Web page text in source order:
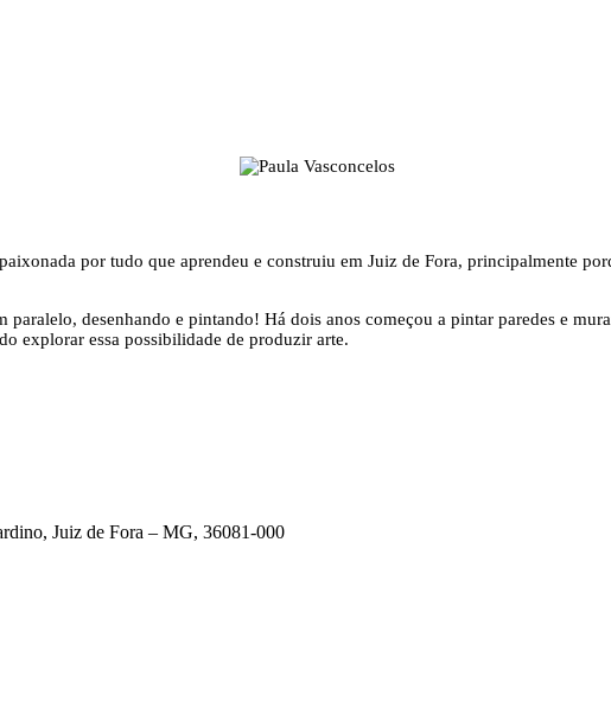
por tudo que aprendeu e construiu em Juiz de Fora, principalmente
desenhando e pintando! Há dois anos começou a pintar paredes e
explorar essa possibilidade de produzir arte.
Juiz de Fora – MG, 36081-000